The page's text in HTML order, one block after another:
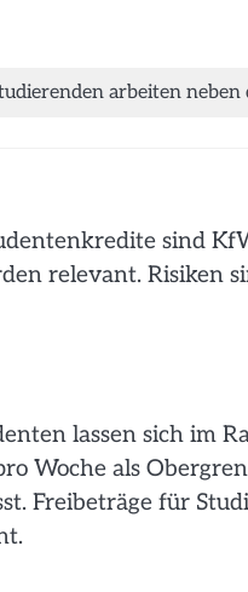
arbeiten neben
sind
relevant. Risiken
lassen sich im
Woche als
Freibeträge für